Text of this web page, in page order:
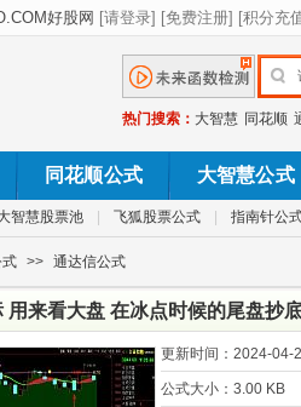
热门搜索： 大智慧 同花顺
同花顺公式 大智慧公式
智慧股票池 飞狐股票公式 指南针公
式 >> 通达信公式
用来看大盘 在冰点时候的尾盘抄
更新时间： 2024-04-
公式大小： 3.00 KB